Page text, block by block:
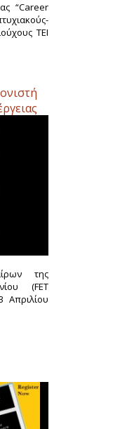
“Career
ΤΕΙ
της
(FET
Απριλίου